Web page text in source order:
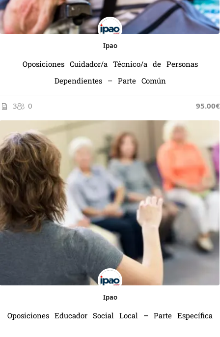
Ipao
Oposiciones Cuidador/a Técnico/a de Personas
Dependientes – Parte Común
3 0 95.00€
Ipao
Oposiciones Educador Social Local – Parte Específica